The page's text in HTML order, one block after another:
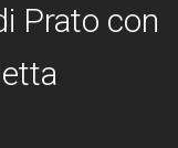
Prato con